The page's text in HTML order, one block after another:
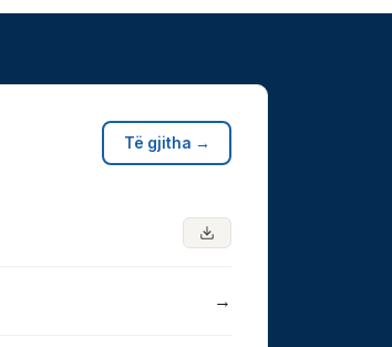
Të gjitha →
→